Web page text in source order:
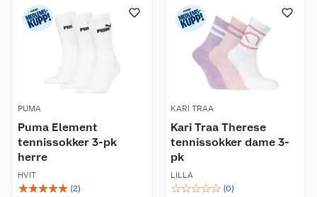
PUMA
Puma Element
tennissokker 3-pk
herre
HVIT
☆☆☆☆☆ (2)
KARI TRAA
Kari Traa Therese
tennissokker dame 3-
pk
LILLA
☆☆☆☆☆ (0)